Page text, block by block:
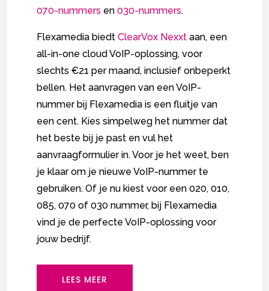
070-nummers en030-nummers.
Flexamedia biedtClearVox Nexxt aan, een
all-in-one cloud VoIP-oplossing, voor
slechts €21 per maand, inclusief onbeperkt
bellen. Het aanvragen van een VoIP-
nummer bij Flexamedia is een fluitje van
een cent. Kies simpelweg het nummer dat
het beste bij je past en vul het
aanvraagformulier in. Voor je het weet, ben
je klaar om je nieuwe VoIP-nummer te
gebruiken. Of je nu kiest voor een 020, 010,
085, 070 of 030 nummer, bij Flexamedia
vind je de perfecte VoIP-oplossing voor
jouw bedrijf.
LEES MEER